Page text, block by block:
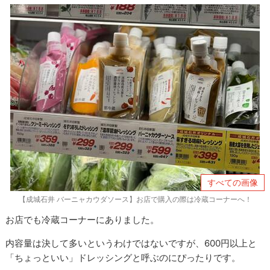
すべての画像
【成城石井 バーニャカウダソース】お店で購入の際は冷蔵コーナーへ！
お店でも冷蔵コーナーにありました。
内容量は決して多いというわけではないですが、600円以上と
「ちょっといい」ドレッシングと呼ぶのにぴったりです。